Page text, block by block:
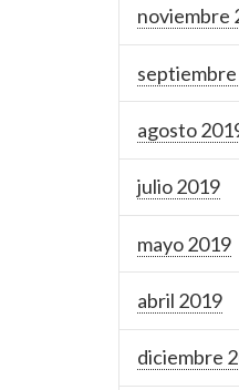
noviembre
agosto
julio 2019
mayo 2019
abril 2019
diciembre